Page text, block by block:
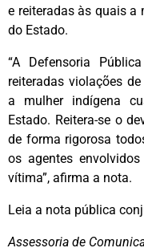
e reiteradas às quais
do Estado.
“A Defensoria
reiteradas violações
a mulher indígena
Estado. Reitera-se o
de forma rigorosa
os agentes
vítima”, afirma a nota.
Leia a nota pública
Assessoria de